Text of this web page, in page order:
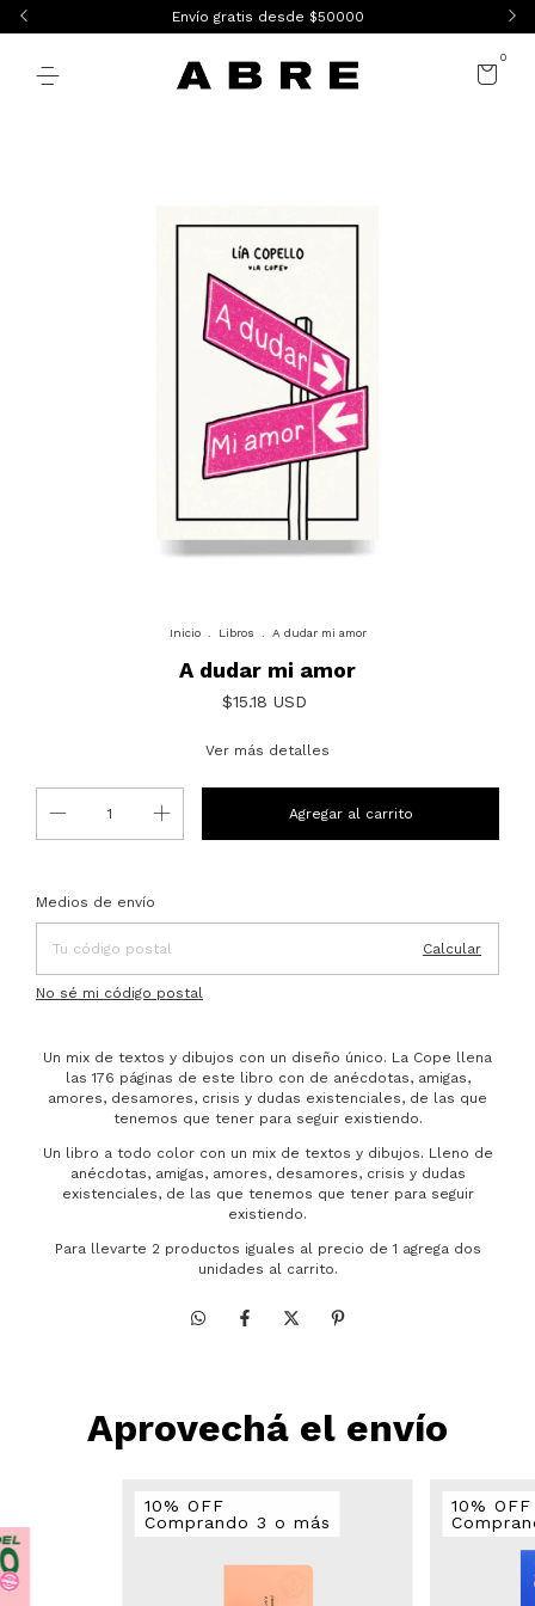
Envío gratis desde $50000
0
Inicio Libros A dudar mi amor
A dudar mi amor
$15.18 USD
Ver más detalles
Entregas para el CP:
Medios de envío
Calcular
No sé mi código postal
Un mix de textos y dibujos con un diseño único. La Cope llena
las 176 páginas de este libro con de anécdotas, amigas,
amores, desamores, crisis y dudas existenciales, de las que
tenemos que tener para seguir existiendo.
Un libro a todo color con un mix de textos y dibujos. Lleno de
anécdotas, amigas, amores, desamores, crisis y dudas
existenciales, de las que tenemos que tener para seguir
existiendo.
Para llevarte 2 productos iguales al precio de 1 agrega dos
unidades al carrito.
Aprovechá el envío
10% OFF
Comprando 3 o más
10% OFF